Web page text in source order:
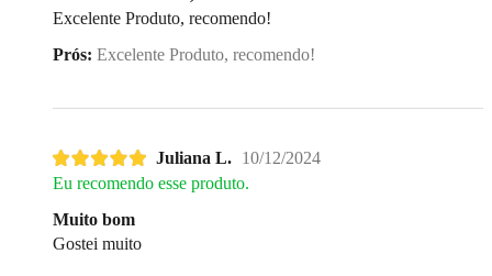
Excelente Produto, recomendo!
Prós: Excelente Produto, recomendo!
Juliana L. 10/12/2024
Eu recomendo esse produto.
Muito bom
Gostei muito